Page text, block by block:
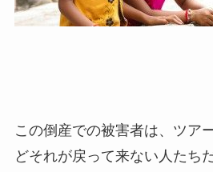
この倒産での被害者は、ツア
どそれが戻って来ない人たちだ